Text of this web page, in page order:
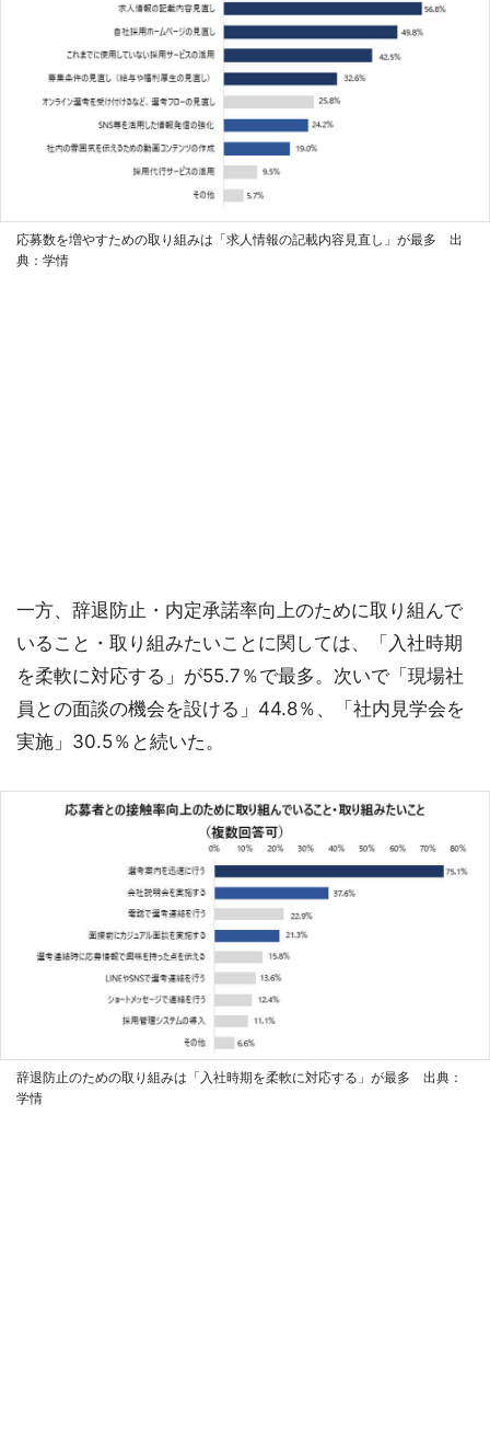
応募数を増やすための取り組みは「求人情報の記載内容見直し」が最多 出
典：学情
一方、辞退防止・内定承諾率向上のために取り組んで
いること・取り組みたいことに関しては、「入社時期
を柔軟に対応する」が55.7％で最多。次いで「現場社
員との面談の機会を設ける」44.8％、「社内見学会を
実施」30.5％と続いた。
辞退防止のための取り組みは「入社時期を柔軟に対応する」が最多 出典：
学情